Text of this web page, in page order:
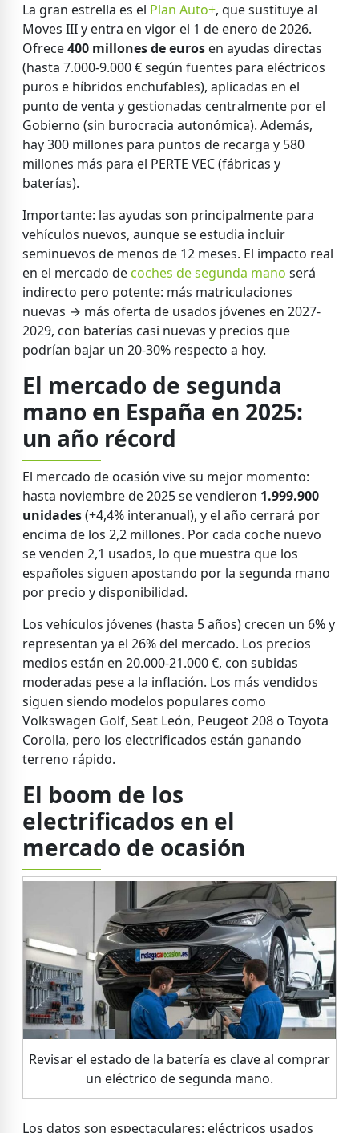
La gran estrella es el Plan Auto+, que sustituye al
Moves III y entra en vigor el 1 de enero de 2026.
Ofrece400 millones de euros en ayudas directas
(hasta 7.000-9.000 € según fuentes para eléctricos
puros e híbridos enchufables), aplicadas en el
punto de venta y gestionadas centralmente por el
Gobierno (sin burocracia autonómica). Además,
hay 300 millones para puntos de recarga y 580
millones más para el PERTE VEC (fábricas y
baterías).
Importante: las ayudas son principalmente para
vehículos nuevos, aunque se estudia incluir
seminuevos de menos de 12 meses. El impacto real
en el mercado de coches de segunda mano será
indirecto pero potente: más matriculaciones
nuevas → más oferta de usados jóvenes en 2027-
2029, con baterías casi nuevas y precios que
podrían bajar un 20-30% respecto a hoy.
El mercado de segunda
mano en España en 2025:
un año récord
El mercado de ocasión vive su mejor momento:
hasta noviembre de 2025 se vendieron 1.999.900
unidades(+4,4% interanual), y el año cerrará por
encima de los 2,2 millones. Por cada coche nuevo
se venden 2,1 usados, lo que muestra que los
españoles siguen apostando por la segunda mano
por precio y disponibilidad.
Los vehículos jóvenes (hasta 5 años) crecen un 6% y
representan ya el 26% del mercado. Los precios
medios están en 20.000-21.000 €, con subidas
moderadas pese a la inflación. Los más vendidos
siguen siendo modelos populares como
Volkswagen Golf, Seat León, Peugeot 208 o Toyota
Corolla, pero los electrificados están ganando
terreno rápido.
El boom de los
electrificados en el
mercado de ocasión
Revisar el estado de la batería es clave al comprar
un eléctrico de segunda mano.
Los datos son espectaculares: eléctricos usados